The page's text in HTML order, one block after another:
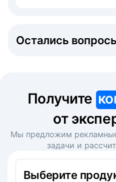
Остались
Получите
от
Мы предложим
задачи и
Выберите